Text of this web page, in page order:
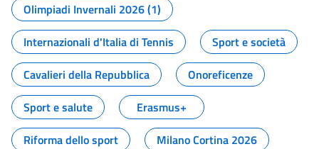
Olimpiadi Invernali 2026 (1)
Internazionali d'Italia di Tennis
Sport e società
Cavalieri della Repubblica
Onoreficenze
Sport e salute
Erasmus+
Riforma dello sport
Milano Cortina 2026